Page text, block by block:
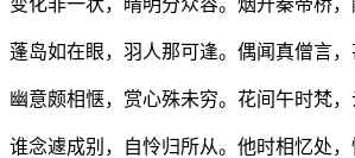
蓬岛如在眼，羽人那可逢。偶闻真僧言，
幽意颇相惬，赏心殊未穷。花间午时梵，
谁念遽成别，自怜归所从。他时相忆处，